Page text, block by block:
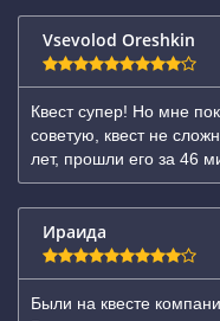
Vsevolod Oreshkin
Квест супер! Но мне
советую, квест не
лет, прошли его за 46
Ираида
Были на квесте